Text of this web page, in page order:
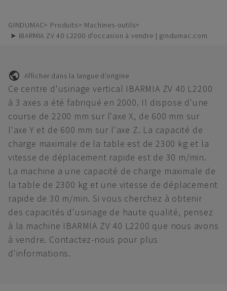
GINDUMAC Produits
Machines-outils
➤ IBARMIA ZV 40 L2200 d'occasion à vendre | gindumac.com
Afficher dans la langue d'origine
Ce centre d'usinage vertical IBARMIA ZV 40 L2200
à 3 axes a été fabriqué en 2000. Il dispose d'une
course de 2200 mm sur l'axe X, de 600 mm sur
l'axe Y et de 600 mm sur l'axe Z. La capacité de
charge maximale de la table est de 2300 kg et la
vitesse de déplacement rapide est de 30 m/min.
La machine a une capacité de charge maximale de
la table de 2300 kg et une vitesse de déplacement
rapide de 30 m/min. Si vous cherchez à obtenir
des capacités d'usinage de haute qualité, pensez
à la machine IBARMIA ZV 40 L2200 que nous avons
à vendre. Contactez-nous pour plus
d'informations.